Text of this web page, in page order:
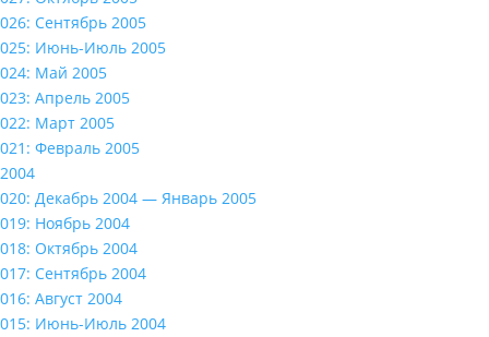
026: Сентябрь 2005
025: Июнь-Июль 2005
024: Май 2005
023: Апрель 2005
022: Март 2005
021: Февраль 2005
2004
020: Декабрь 2004 — Январь 2005
019: Ноябрь 2004
018: Октябрь 2004
017: Сентябрь 2004
016: Август 2004
015: Июнь-Июль 2004